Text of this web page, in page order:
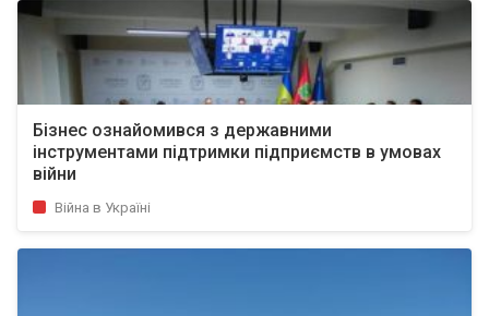
Бізнес ознайомився з державними
інструментами підтримки підприємств в умовах
війни
Війна в Україні